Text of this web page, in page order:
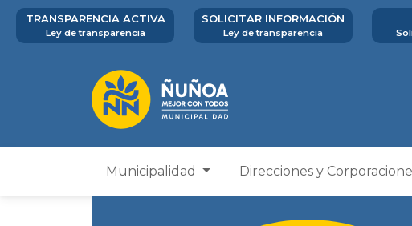
TRANSPARENCIA ACTIVA
Ley de transparencia
SOLICITAR INFORMACIÓN
Ley de transparencia
Municipalidad Direcciones y